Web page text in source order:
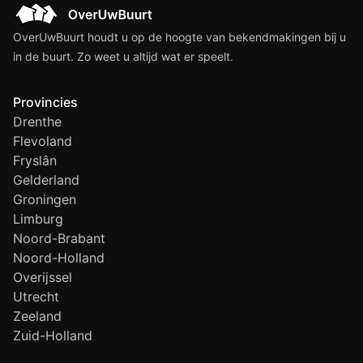
OverUwBuurt houdt u op de hoogte van bekendmakingen bij u
in de buurt. Zo weet u altijd wat er speelt.
Provincies
Drenthe
Flevoland
Fryslân
Gelderland
Groningen
Limburg
Noord-Brabant
Noord-Holland
Overijssel
Utrecht
Zeeland
Zuid-Holland